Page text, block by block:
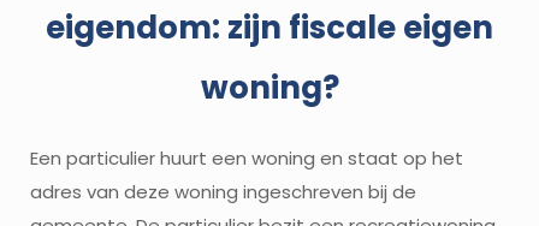
eigendom: zijn fiscale eigen
woning?
Een particulier huurt een woning en staat op het
adres van deze woning ingeschreven bij de